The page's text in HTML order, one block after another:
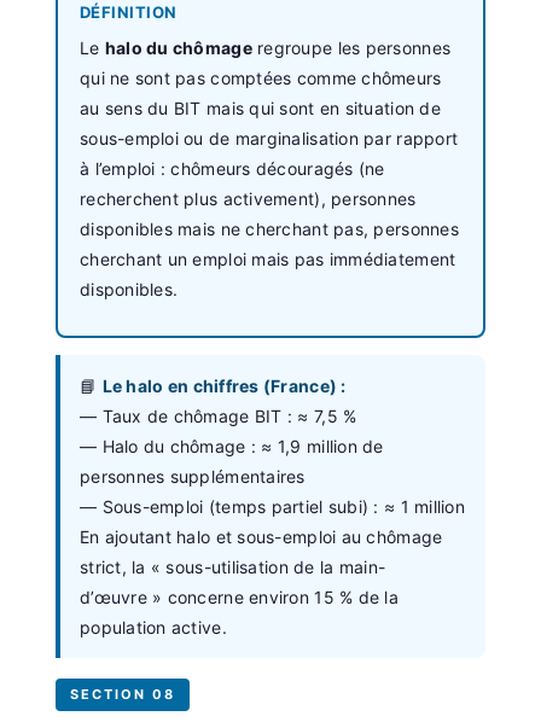
DÉFINITION
Le halo du chômageregroupe les personnes
qui ne sont pas comptées comme chômeurs
au sens du BIT mais qui sont en situation de
sous-emploi ou de marginalisation par rapport
à l’emploi : chômeurs découragés (ne
recherchent plus activement), personnes
disponibles mais ne cherchant pas, personnes
cherchant un emploi mais pas immédiatement
disponibles.
📘 Le halo en chiffres (France) :
— Taux de chômage BIT : ≈ 7,5 %
— Halo du chômage : ≈ 1,9 million de
personnes supplémentaires
— Sous-emploi (temps partiel subi) : ≈ 1 million
En ajoutant halo et sous-emploi au chômage
strict, la « sous-utilisation de la main-
d’œuvre » concerne environ 15 % de la
population active.
SECTION 08